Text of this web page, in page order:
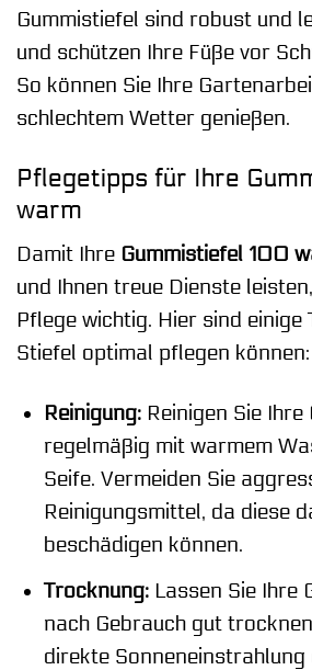
Gummistiefel sind robust und
und schützen Ihre Füße vor
So können Sie Ihre
schlechtem Wetter genießen.
Pflegetipps für Ihre
warm
Damit Ihre Gummistiefel 100
und Ihnen treue Dienste
Pflege wichtig. Hier sind einige
Stiefel optimal pflegen können:
Reinigung:Reinigen Sie Ihre
regelmäßig mit warmem
Seife. Vermeiden Sie
Reinigungsmittel, da diese
beschädigen können.
Trocknung:Lassen Sie Ihre
nach Gebrauch gut
direkte Sonneneinstrahlung